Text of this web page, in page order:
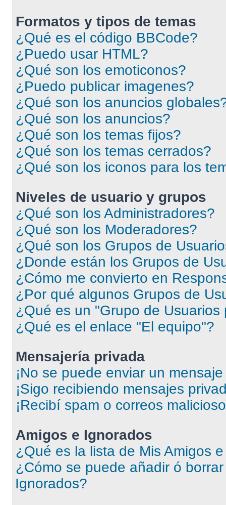
Formatos y tipos de temas
¿Qué es el código BBCode?
¿Puedo usar HTML?
¿Qué son los emoticonos?
¿Puedo publicar imagenes?
¿Qué son los anuncios
¿Qué son los anuncios?
¿Qué son los temas fijos?
¿Qué son los temas cerrados?
¿Qué son los iconos para los
Niveles de usuario y grupos
¿Qué son los Administradores?
¿Qué son los Moderadores?
¿Qué son los Grupos de
¿Donde están los Grupos de
¿Cómo me convierto en
¿Por qué algunos Grupos de
¿Qué es un "Grupo de Usuarios
¿Qué es el enlace "El equipo"?
Mensajería privada
¡No se puede enviar un
¡Sigo recibiendo mensajes
¡Recibí spam o correos
Amigos e Ignorados
¿Qué es la lista de Mis Amigos
¿Cómo se puede añadir ó
Ignorados?